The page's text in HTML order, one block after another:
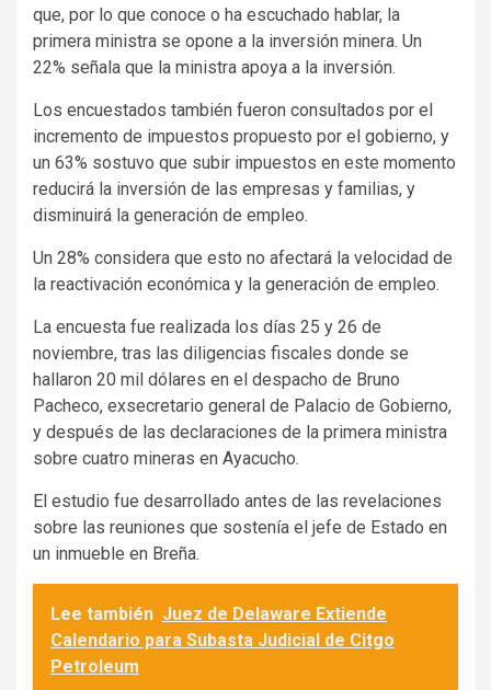
que, por lo que conoce o ha escuchado hablar, la
primera ministra se opone a la inversión minera. Un
22% señala que la ministra apoya a la inversión.
Los encuestados también fueron consultados por el
incremento de impuestos propuesto por el gobierno, y
un 63% sostuvo que subir impuestos en este momento
reducirá la inversión de las empresas y familias, y
disminuirá la generación de empleo.
Un 28% considera que esto no afectará la velocidad de
la reactivación económica y la generación de empleo.
La encuesta fue realizada los días 25 y 26 de
noviembre, tras las diligencias fiscales donde se
hallaron 20 mil dólares en el despacho de Bruno
Pacheco, exsecretario general de Palacio de Gobierno,
y después de las declaraciones de la primera ministra
sobre cuatro mineras en Ayacucho.
El estudio fue desarrollado antes de las revelaciones
sobre las reuniones que sostenía el jefe de Estado en
un inmueble en Breña.
Lee también Juez de Delaware Extiende
Calendario para Subasta Judicial de Citgo
Petroleum